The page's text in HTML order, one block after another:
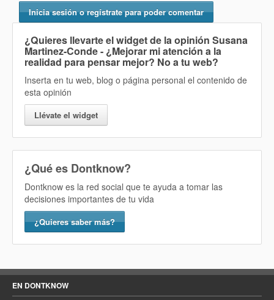
Inicia sesión o regístrate para poder comentar
¿Quieres llevarte el widget de la opinión Susana
Martinez-Conde - ¿Mejorar mi atención a la
realidad para pensar mejor? No a tu web?
Inserta en tu web, blog o página personal el contenido de
esta opinión
Llévate el widget
¿Qué es Dontknow?
Dontknow es la red social que te ayuda a tomar las
decisiones importantes de tu vida
¿Quieres saber más?
EN DONTKNOW